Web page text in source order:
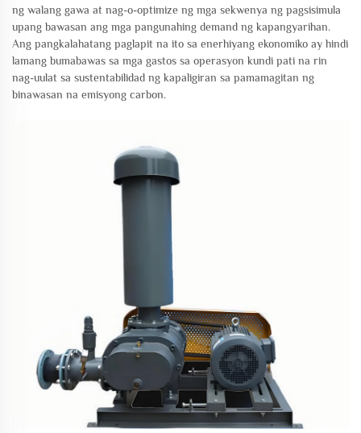
ng walang gawa at nag-o-optimize ng mga sekwenya ng pagsisimula
upang bawasan ang mga pangunahing demand ng kapangyarihan.
Ang pangkalahatang paglapit na ito sa enerhiyang ekonomiko ay hindi
lamang bumabawas sa mga gastos sa operasyon kundi pati na rin
nag-uulat sa sustentabilidad ng kapaligiran sa pamamagitan ng
binawasan na emisyong carbon.